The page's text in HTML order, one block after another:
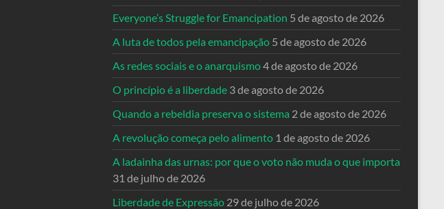
Everyone’s Struggle for Emancipation 5 de agosto de 2026
A luta de todos pela emancipação 5 de agosto de 2026
As redes sociais e o anarquismo4 de agosto de 2026
O princípio é a liberdade 3 de agosto de 2026
Quando a rebeldia preserva o sistema 2 de agosto de 2026
A revolução começa pelo alimento 1 de agosto de 2026
A ladainha das urnas: por que o voto não muda o que importa
31 de julho de 2026
Liberdade de Expressão 29 de julho de 2026